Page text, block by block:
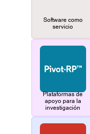
Software como
servicio
Plataformas de
apoyo para la
investigación